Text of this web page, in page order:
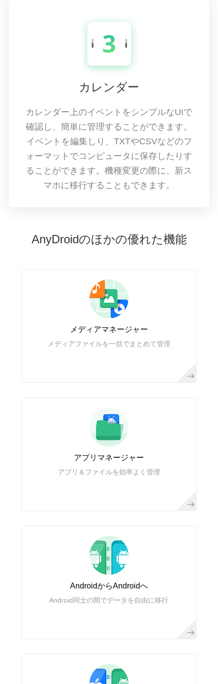
カレンダー
カレンダー上のイベントをシンプルなUIで
確認し、簡単に管理することができます。
イベントを編集しり、TXTやCSVなどのフ
ォーマットでコンピュータに保存したりす
ることができます。機種変更の際に、新ス
マホに移行することもできます。
AnyDroidのほかの優れた機能
メディアマネージャー
メディアファイルを一括でまとめて管理
アプリマネージャー
アプリ＆ファイルを効率よく管理
AndroidからAndroidへ
Android同士の間でデータを自由に移行